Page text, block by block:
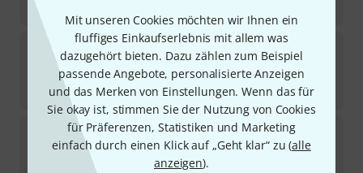
Mit unseren Cookies möchten wir Ihnen ein
fluffiges Einkaufserlebnis mit allem was
dazugehört bieten. Dazu zählen zum Beispiel
passende Angebote, personalisierte Anzeigen
und das Merken von Einstellungen. Wenn das für
Sie okay ist, stimmen Sie der Nutzung von Cookies
für Präferenzen, Statistiken und Marketing
einfach durch einen Klick auf „Geht klar“ zu (alle
anzeigen).
Legere Signature Tenor Saxophone 2.25
96
Sofort lieferbar
36,90 €
LegereClassic Bb-Clar. German 2.25
18
Sofort lieferbar